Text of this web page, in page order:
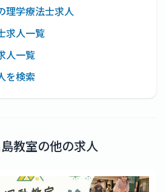
理学療法士求人
求人一覧
人一覧
を検索
教室の他の求人